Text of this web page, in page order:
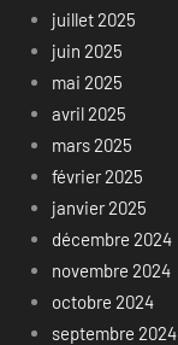
juillet 2025
juin 2025
mai 2025
avril 2025
mars 2025
février 2025
janvier 2025
décembre 2024
novembre 2024
octobre 2024
septembre 2024